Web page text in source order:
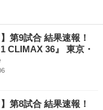
第9試合 結果速報！
CLIMAX 36』 東京・
第8試合 結果速報！